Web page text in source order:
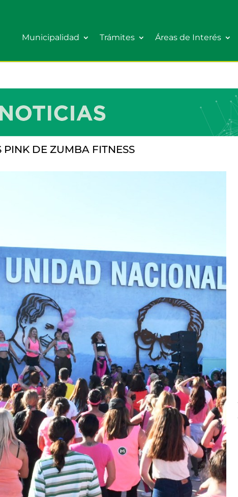
Municipalidad Trámites Áreas de Interés
PINK DE ZUMBA FITNESS